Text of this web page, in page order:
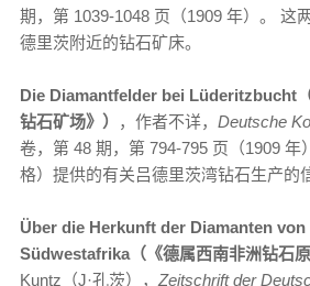
期，第 1039-1048 页（1909 年）。 这
德里茨附近的钻石矿床。
Die Diamantfelder bei Lüderitzbucht
钻石矿场》）
，作者不详， Deutsche
卷，第 48 期，第 794-795 页（1909 年
格）提供的有关吕德里茨湾钻石生产的
Über die Herkunft der Diamanten
Südwestafrika（《德属西南非洲钻石原
Kuntz（J·孔茨）， Zeitschrift der